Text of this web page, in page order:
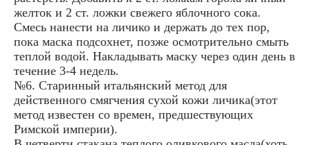
желток и 2 ст. ложки свежего яблочного сока.
Смесь нанести на личико и держать до тех пор,
пока маска подсохнет, позже осмотрительно смыть
теплой водой. Накладывать маску через один день в
течение 3-4 недель.
№6. Старинный итальянский метод для
действенного смягчения сухой кожи личика(этот
метод известен со времен, предшествующих
Римской империи).